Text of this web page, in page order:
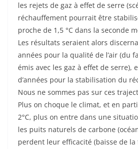
les rejets de gaz à effet de serre
réchauffement pourrait être
proche de 1,5 °C dans la seconde
Les résultats seraient alors
années pour la qualité de l’air (du
émis avec les gaz à effet de serre),
d’années pour la stabilisation du
Nous ne sommes pas sur ces
Plus on choque le climat, et en
2°C, plus on entre dans une
les puits naturels de carbone
perdent leur efficacité (baisse de